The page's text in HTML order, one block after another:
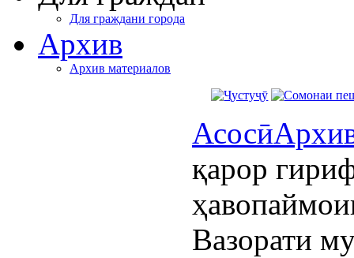
Для граждани города
Архив
Архив материалов
Асосӣ
қарор
Вазорати